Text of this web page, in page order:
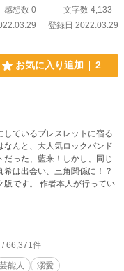
感想数 0
文字数 4,133
登録日 2022.03.29
お気に入り追加 2
しているブレスレットに宿る
んと、大人気ロックバンド
った、藍来！しかし、同じ
は出会い、三角関係に！？
です。 作者本人が行ってい
/ 66,371件
芸能人
溺愛